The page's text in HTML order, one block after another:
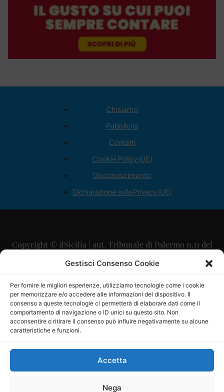
Gestisci Consenso Cookie
Per fornire le migliori esperienze, utilizziamo tecnologie come i cookie
per memorizzare e/o accedere alle informazioni del dispositivo. Il
consenso a queste tecnologie ci permetterà di elaborare dati come il
comportamento di navigazione o ID unici su questo sito. Non
acconsentire o ritirare il consenso può influire negativamente su alcune
caratteristiche e funzioni.
Accetta
Nega
Chi siamo
Pubblicità
Contatti
Cookie Policy (UE)
Disconoscimento
Dichiarazione sulla Privacy (UE)
Copyright © ilSicilia | aut. Tribunale di Palermo n.11 del
29/09/2015
Direttore Editoriale: Maurizio Scaglione
Direttore Responsabile: Maria Calabrese
P.IVA: 06334930820
Mercurio Comunicazione Società Cooperativa a r.l. è
iscritta al Registro degli Operatori di Comunicazione al